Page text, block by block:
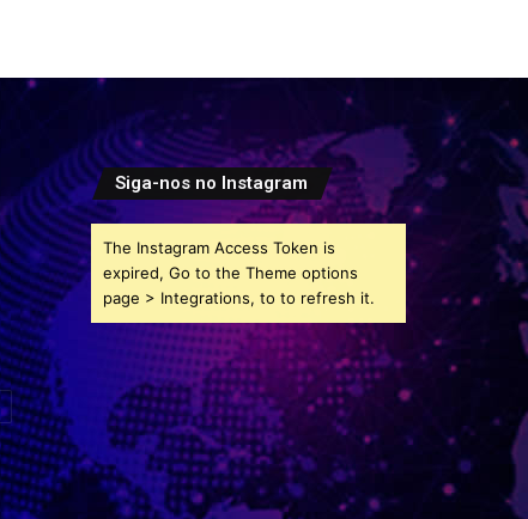
Siga-nos no Instagram
The Instagram Access Token is
expired, Go to the Theme options
page > Integrations, to to refresh it.